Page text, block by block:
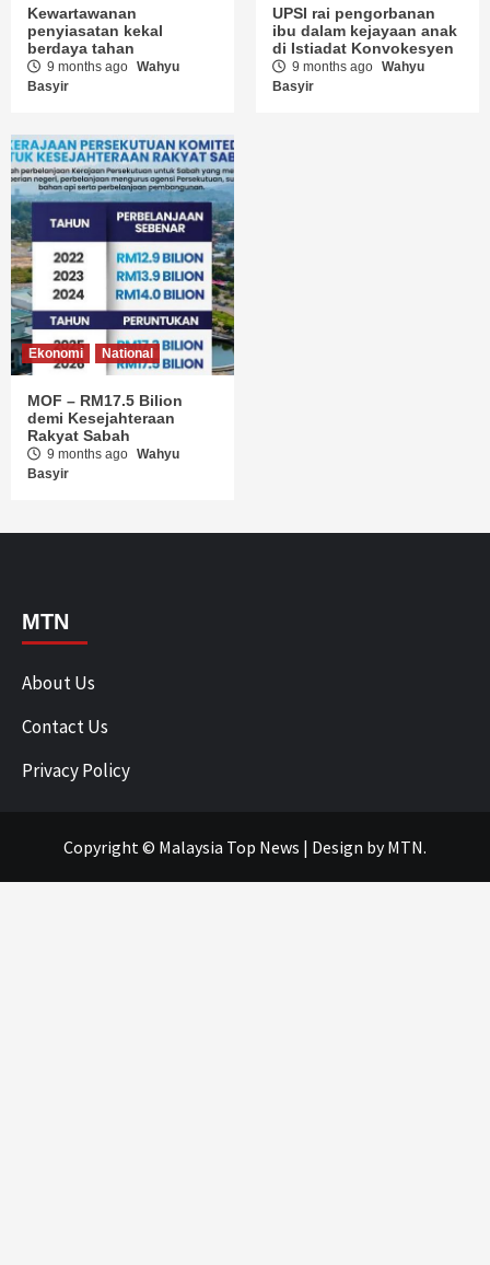
Basyir
Basyir
Ekonomi National
MOF – RM17.5 Bilion
demi Kesejahteraan
Rakyat Sabah
Basyir
About Us
Copyright © Malaysia Top News